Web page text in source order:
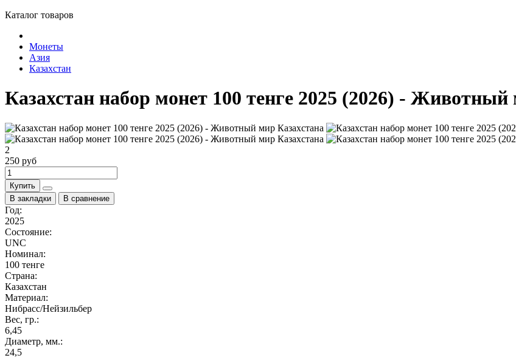
Каталог товаров
Монеты
Азия
Казахстан
Казахстан набор монет 100 тенге 2025 (2026) - Животный
2
250 руб
Купить
В закладки
В сравнение
Год:
2025
Состояние:
UNC
Номинал:
100 тенге
Страна:
Казахстан
Материал:
Нибрасс/Нейзильбер
Вес, гр.:
6,45
Диаметр, мм.:
24,5